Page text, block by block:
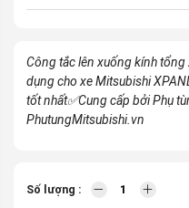
Công tắc lên xuống kính tổng
dụng cho xe Mitsubishi
tốt nhất✅Cung cấp bởi Phụ
PhutungMitsubishi.vn
Số lượng :